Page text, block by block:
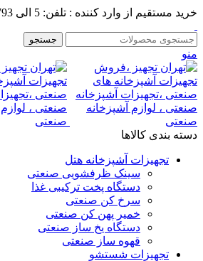
خرید مستقیم از وارد کننده : تلفن: 5 الی 65611793 - ۰۲۱
جستجو
منو
دسته بندی کالاها
تجهیزات آشپزخانه هتل
سینک ظرفشویی صنعتی
دستگاه پخت ترکیبی غذا
سرخ کن صنعتی
خمیر پهن کن صنعتی
دستگاه یخ ساز صنعتی
قهوه ساز صنعتی
تجهیزات شستشو